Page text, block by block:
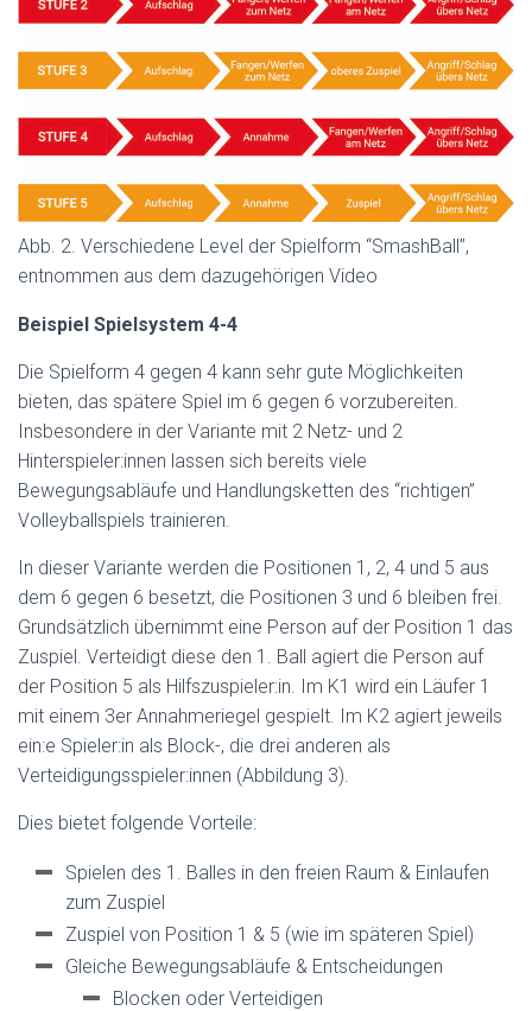
Abb. 2. Verschiedene Level der Spielform “SmashBall”,
entnommen aus dem dazugehörigen Video
Beispiel Spielsystem 4-4
Die Spielform 4 gegen 4 kann sehr gute Möglichkeiten
bieten, das spätere Spiel im 6 gegen 6 vorzubereiten.
Insbesondere in der Variante mit 2 Netz- und 2
Hinterspieler:innen lassen sich bereits viele
Bewegungsabläufe und Handlungsketten des “richtigen”
Volleyballspiels trainieren.
In dieser Variante werden die Positionen 1, 2, 4 und 5 aus
dem 6 gegen 6 besetzt, die Positionen 3 und 6 bleiben frei.
Grundsätzlich übernimmt eine Person auf der Position 1 das
Zuspiel. Verteidigt diese den 1. Ball agiert die Person auf
der Position 5 als Hilfszuspieler:in. Im K1 wird ein Läufer 1
mit einem 3er Annahmeriegel gespielt. Im K2 agiert jeweils
ein:e Spieler:in als Block-, die drei anderen als
Verteidigungsspieler:innen (Abbildung 3).
Dies bietet folgende Vorteile:
Spielen des 1. Balles in den freien Raum & Einlaufen
zum Zuspiel
Zuspiel von Position 1 & 5 (wie im späteren Spiel)
Gleiche Bewegungsabläufe & Entscheidungen
Blocken oder Verteidigen